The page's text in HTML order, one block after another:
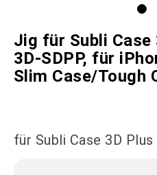
Jig für Subli Case
3D-SDPP, für
Slim Case/Tough
für Subli Case 3D